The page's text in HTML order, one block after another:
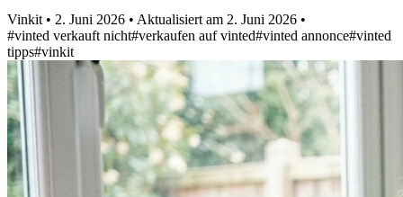
Vinkit • 2. Juni 2026 • Aktualisiert am 2. Juni 2026 •
#vinted verkauft nicht#verkaufen auf vinted#vinted annonce#vinted
tipps#vinkit